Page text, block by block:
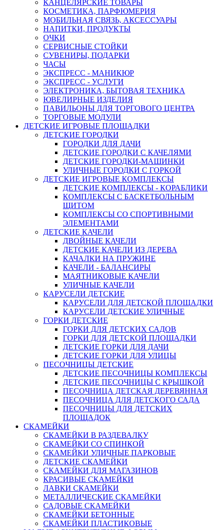
КАНЦЕЛЯРСКИЕ ТОВАРЫ
КОСМЕТИКА, ПАРФЮМЕРИЯ
МОБИЛЬНАЯ СВЯЗЬ, АКСЕССУАРЫ
НАПИТКИ, ПРОДУКТЫ
ОЧКИ
СЕРВИСНЫЕ СТОЙКИ
СУВЕНИРЫ, ПОДАРКИ
ЧАСЫ
ЭКСПРЕСС - МАНИКЮР
ЭКСПРЕСС - УСЛУГИ
ЭЛЕКТРОНИКА, БЫТОВАЯ ТЕХНИКА
ЮВЕЛИРНЫЕ ИЗДЕЛИЯ
ПАВИЛЬОНЫ ДЛЯ ТОРГОВОГО ЦЕНТРА
ТОРГОВЫЕ МОДУЛИ
ДЕТСКИЕ ИГРОВЫЕ ПЛОЩАДКИ
ДЕТСКИЕ ГОРОДКИ
ГОРОДКИ ДЛЯ ДАЧИ
ДЕТСКИЕ ГОРОДКИ С КАЧЕЛЯМИ
ДЕТСКИЕ ГОРОДКИ-МАШИНКИ
УЛИЧНЫЕ ГОРОДКИ С ГОРКОЙ
ДЕТСКИЕ ИГРОВЫЕ КОМПЛЕКСЫ
ДЕТСКИЕ КОМПЛЕКСЫ - КОРАБЛИКИ
КОМПЛЕКСЫ С БАСКЕТБОЛЬНЫМ
ЩИТОМ
КОМПЛЕКСЫ СО СПОРТИВНЫМИ
ЭЛЕМЕНТАМИ
ДЕТСКИЕ КАЧЕЛИ
ДВОЙНЫЕ КАЧЕЛИ
ДЕТСКИЕ КАЧЕЛИ ИЗ ДЕРЕВА
КАЧАЛКИ НА ПРУЖИНЕ
КАЧЕЛИ - БАЛАНСИРЫ
МАЯТНИКОВЫЕ КАЧЕЛИ
УЛИЧНЫЕ КАЧЕЛИ
КАРУСЕЛИ ДЕТСКИЕ
КАРУСЕЛИ ДЛЯ ДЕТСКОЙ ПЛОЩАДКИ
КАРУСЕЛИ ДЕТСКИЕ УЛИЧНЫЕ
ГОРКИ ДЕТСКИЕ
ГОРКИ ДЛЯ ДЕТСКИХ САДОВ
ГОРКИ ДЛЯ ДЕТСКОЙ ПЛОЩАДКИ
ДЕТСКИЕ ГОРКИ ДЛЯ ДАЧИ
ДЕТСКИЕ ГОРКИ ДЛЯ УЛИЦЫ
ПЕСОЧНИЦЫ ДЕТСКИЕ
ДЕТСКИЕ ПЕСОЧНИЦЫ КОМПЛЕКСЫ
ДЕТСКИЕ ПЕСОЧНИЦЫ С КРЫШКОЙ
ПЕСОЧНИЦА ДЕТСКАЯ ДЕРЕВЯННАЯ
ПЕСОЧНИЦА ДЛЯ ДЕТСКОГО САДА
ПЕСОЧНИЦЫ ДЛЯ ДЕТСКИХ
ПЛОЩАДОК
СКАМЕЙКИ
СКАМЕЙКИ В РАЗДЕВАЛКУ
СКАМЕЙКИ СО СПИНКОЙ
СКАМЕЙКИ УЛИЧНЫЕ ПАРКОВЫЕ
ДЕТСКИЕ СКАМЕЙКИ
СКАМЕЙКИ ДЛЯ МАГАЗИНОВ
КРАСИВЫЕ СКАМЕЙКИ
ЛАВКИ СКАМЕЙКИ
МЕТАЛЛИЧЕСКИЕ СКАМЕЙКИ
САДОВЫЕ СКАМЕЙКИ
СКАМЕЙКИ БЕТОННЫЕ
СКАМЕЙКИ ПЛАСТИКОВЫЕ